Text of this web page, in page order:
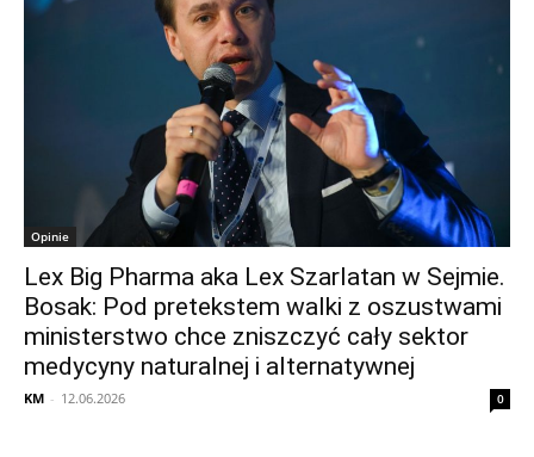
Opinie
Lex Big Pharma aka Lex Szarlatan w Sejmie.
Bosak: Pod pretekstem walki z oszustwami
ministerstwo chce zniszczyć cały sektor
medycyny naturalnej i alternatywnej
KM - 12.06.2026 0